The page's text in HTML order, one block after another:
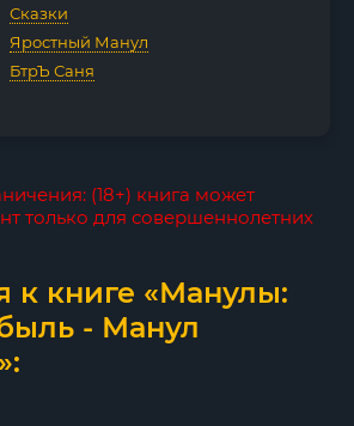
Сказки
Яростный Манул
БтрЪ Саня
(18+) книга может
только для совершеннолетних
к книге «Манулы:
- Манул